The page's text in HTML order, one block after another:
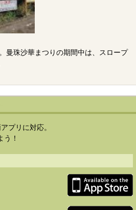
曼珠沙華まつりの期間中は、スロープ
プリに対応。
！